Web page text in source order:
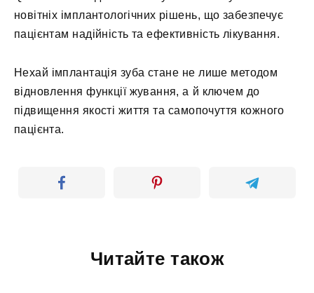
новітніх імплантологічних рішень, що забезпечує
пацієнтам надійність та ефективність лікування.
Нехай імплантація зуба стане не лише методом
відновлення функції жування, а й ключем до
підвищення якості життя та самопочуття кожного
пацієнта.
Читайте також